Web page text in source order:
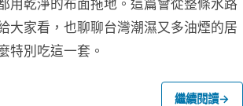
用乾淨的布面拖地。這篇會從整條水路
大家看，也聊聊台灣潮濕又多油煙的居
特別吃這一套。
繼續閱讀→